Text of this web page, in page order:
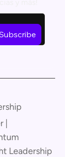
Leadership